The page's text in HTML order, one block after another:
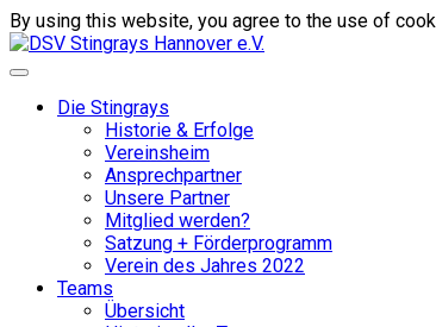
By using this website, you agree to the use of
Die Stingrays
Historie & Erfolge
Vereinsheim
Ansprechpartner
Unsere Partner
Mitglied werden?
Satzung + Förderprogramm
Verein des Jahres 2022
Teams
Übersicht